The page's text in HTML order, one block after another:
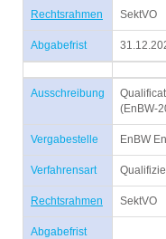
Rechtsrahmen SektVO
Abgabefrist
Ausschreibung
(EnBW-
Vergabestelle EnBW
Verfahrensart
Rechtsrahmen SektVO
Abgabefrist